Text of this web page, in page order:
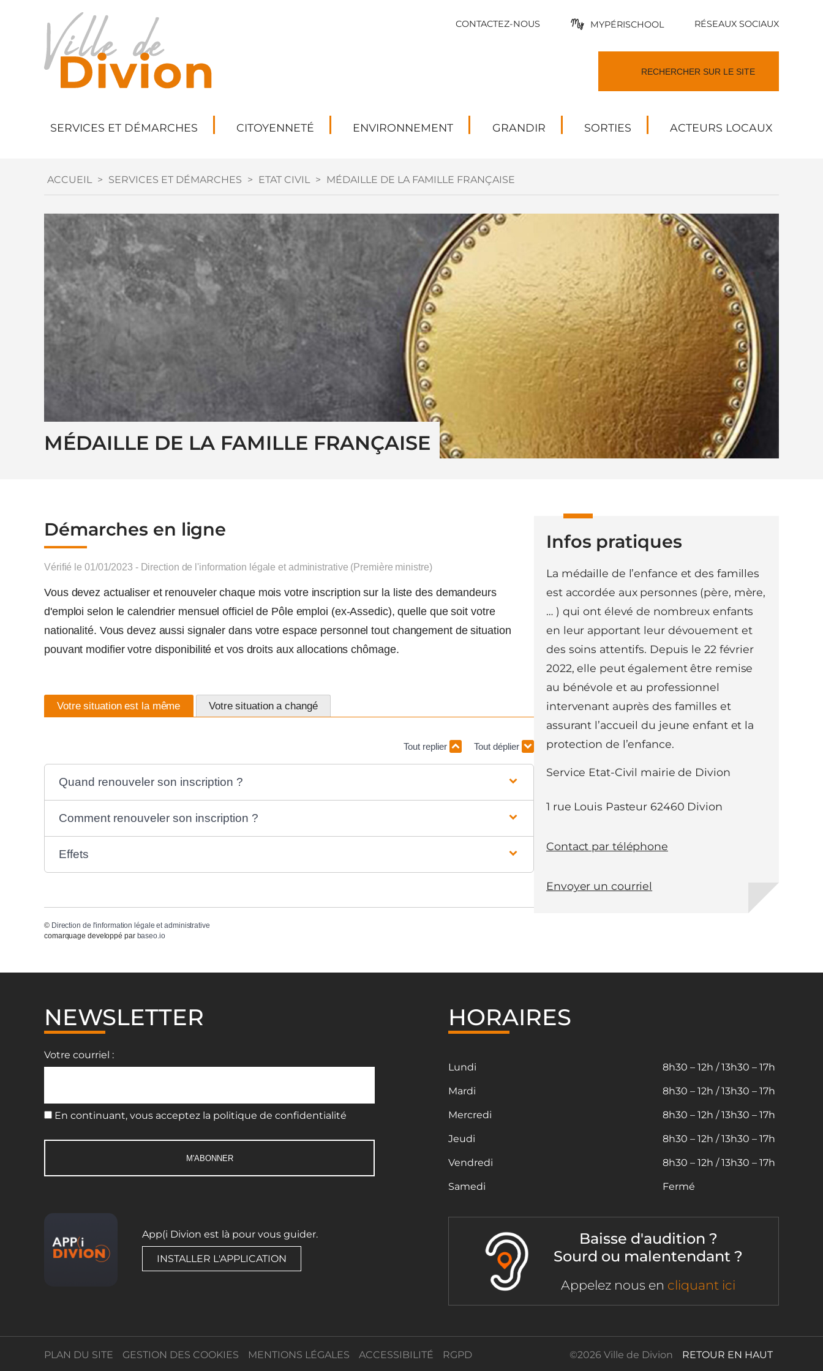
CONTACTEZ-NOUS MYPÉRISCHOOL RÉSEAUX SOCIAUX
SERVICES ET DÉMARCHES CITOYENNETÉ ENVIRONNEMENT GRANDIR SORTIES ACTEURS LOCAUX
ACCUEIL > SERVICES ET DÉMARCHES > ETAT CIVIL > MÉDAILLE DE LA FAMILLE FRANÇAISE
MÉDAILLE DE LA FAMILLE FRANÇAISE
Démarches en ligne
Vérifié le 01/01/2023 - Direction de l'information légale et administrative (Première ministre)
Vous devez actualiser et renouveler chaque mois votre inscription sur la liste des demandeurs
d'emploi selon le calendrier mensuel officiel de Pôle emploi (ex-Assedic), quelle que soit votre
nationalité. Vous devez aussi signaler dans votre espace personnel tout changement de situation
pouvant modifier votre disponibilité et vos droits aux allocations chômage.
Votre situation est la même Votre situation a changé
Tout replier Tout déplier
Quand renouveler son inscription ?
Comment renouveler son inscription ?
Effets
© Direction de l'information légale et administrative
comarquage developpé par baseo.io
Infos pratiques
La médaille de l’enfance et des familles
est accordée aux personnes (père, mère,
… ) qui ont élevé de nombreux enfants
en leur apportant leur dévouement et
des soins attentifs. Depuis le 22 février
2022, elle peut également être remise
au bénévole et au professionnel
intervenant auprès des familles et
assurant l’accueil du jeune enfant et la
protection de l’enfance.
Service Etat-Civil mairie de Divion
1 rue Louis Pasteur 62460 Divion
Contact par téléphone
Envoyer un courriel
NEWSLETTER
Votre courriel :
En continuant, vous acceptez la politique de confidentialité
App(i Divion est là pour vous guider.
INSTALLER L'APPLICATION
HORAIRES
Lundi
Mardi
Mercredi
Jeudi
Vendredi
Samedi
8h30 – 12h / 13h30 – 17h
8h30 – 12h / 13h30 – 17h
8h30 – 12h / 13h30 – 17h
8h30 – 12h / 13h30 – 17h
8h30 – 12h / 13h30 – 17h
Fermé
Baisse d'audition ?
Sourd ou malentendant ?
Appelez nous en cliquant ici
PLAN DU SITE GESTION DES COOKIES MENTIONS LÉGALES ACCESSIBILITÉ RGPD ©2026 Ville de Divion RETOUR EN HAUT